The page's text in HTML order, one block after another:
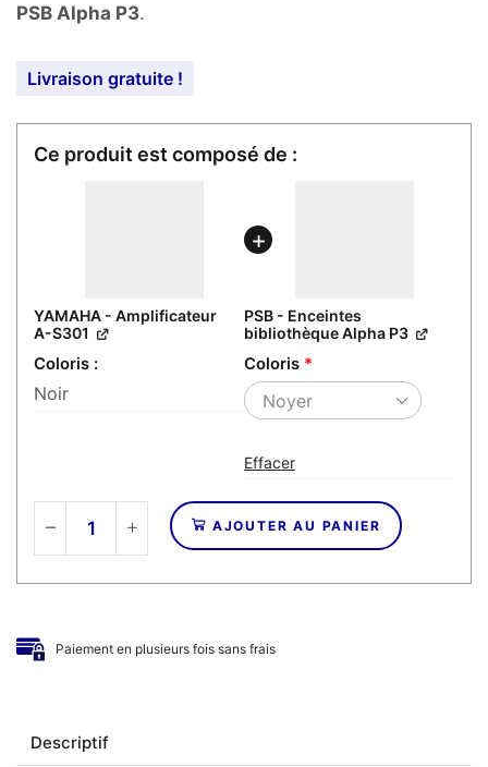
PSB Alpha P3.
Livraison gratuite !
YAMAHA - Amplificateur
A-S301
Coloris
Noir
PSB - Enceintes
bibliothèque Alpha P3
Coloris *
Effacer
quantité
de
YAMAHA
-
A-
S301+
AJOUTER AU PANIER
Paiement en plusieurs fois sans frais
Descriptif